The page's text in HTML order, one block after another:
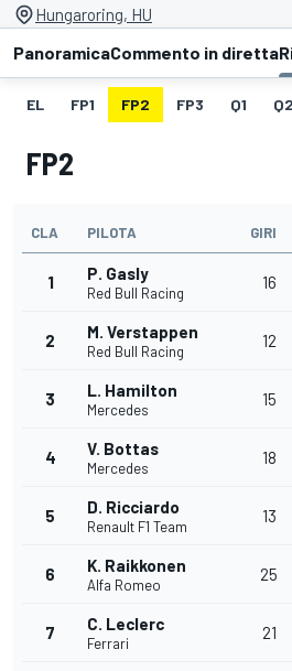
Hungaroring, HU
PanoramicaCommento in diretta
EL FP1 FP2 FP3 Q1 Q2
FP2
CLA PILOTA GIRI
1 P. Gasly
Red Bull Racing
16
2 M. Verstappen
Red Bull Racing
12
3 L. Hamilton
Mercedes
15
4 V. Bottas
Mercedes
18
5 D. Ricciardo
Renault F1 Team
13
6 K. Raikkonen
Alfa Romeo
25
7 C. Leclerc
Ferrari
21